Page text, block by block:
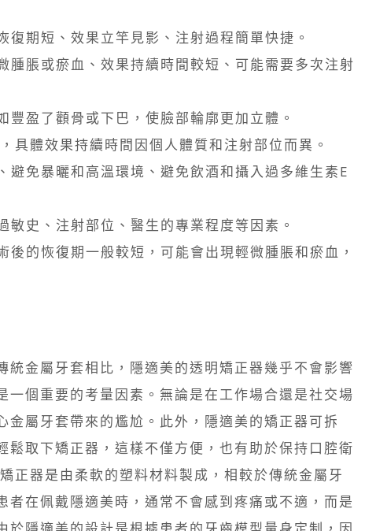
期短、效果立竿見影、注射過程簡單快捷。
腫脹或瘀血、效果持續時間較短、可能需要多次注射
盈了顴骨或下巴，使臉部輪廓更加立體。
具體效果持續時間因個人體質和注射部位而異。
免暴曬和高溫環境、避免飲酒和攝入過多維生素E
史、注射部位、醫生的專業程度等因素。
的恢復期一般較短，可能會出現輕微腫脹和瘀血，
金屬牙套相比，隱適美的透明矯正器幾乎不會影響
個重要的考量因素。無論是在工作場合還是社交場
屬牙套帶來的尷尬。此外，隱適美的矯正器可拆
取下矯正器，這樣不僅方便，也有助於保持口腔衛
正器是由柔軟的塑料材料製成，相較於傳統金屬牙
在佩戴隱適美時，通常不會感到疼痛或不適，而是